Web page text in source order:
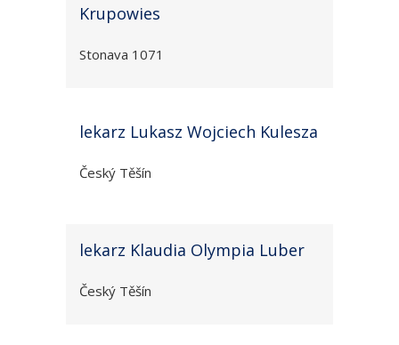
Krupowies
Stonava 1071
lekarz Lukasz Wojciech Kulesza
Český Těšín
lekarz Klaudia Olympia Luber
Český Těšín